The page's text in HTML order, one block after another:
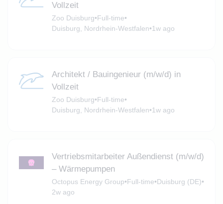
Vollzeit
Zoo Duisburg•Full-time•
Duisburg, Nordrhein-Westfalen•1w ago
Architekt / Bauingenieur (m/w/d) in
Vollzeit
Zoo Duisburg•Full-time•
Duisburg, Nordrhein-Westfalen•1w ago
Vertriebsmitarbeiter Außendienst (m/w/d)
– Wärmepumpen
Octopus Energy Group•Full-time•Duisburg (DE)•
2w ago